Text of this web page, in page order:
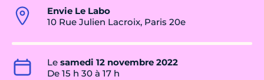
Envie Le Labo
10 Rue Julien Lacroix, Paris 20e
Le samedi 12 novembre 2022
De 15 h 30 à 17 h